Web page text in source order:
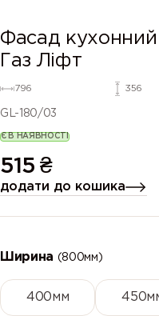
Фасад
Газ Ліфт
796 356
GL-180/03
Є В НАЯВНОСТІ
515 ₴
додати до кошика
Ширина (800мм)
400мм